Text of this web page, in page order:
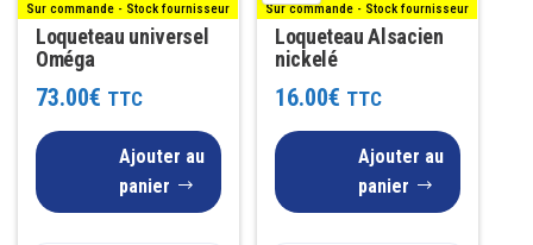
Sur commande - Stock fournisseur
Loqueteau universel
Oméga
73.00€ TTC
Ajouter au
panier
Sur commande - Stock fournisseur
Loqueteau Alsacien
nickelé
16.00€ TTC
Ajouter au
panier